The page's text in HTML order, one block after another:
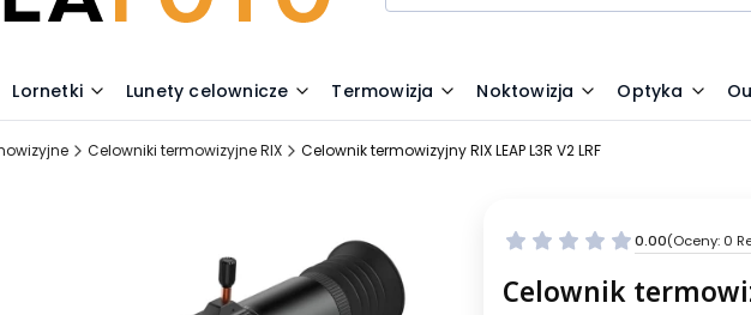
Lornetki Lunety celownicze Termowizja Noktowizja Optyka
Celowniki termowizyjne RIX Celownik termowizyjny RIX LEAP L3R V2 LRF
0.00(Oceny: 0
Celownik